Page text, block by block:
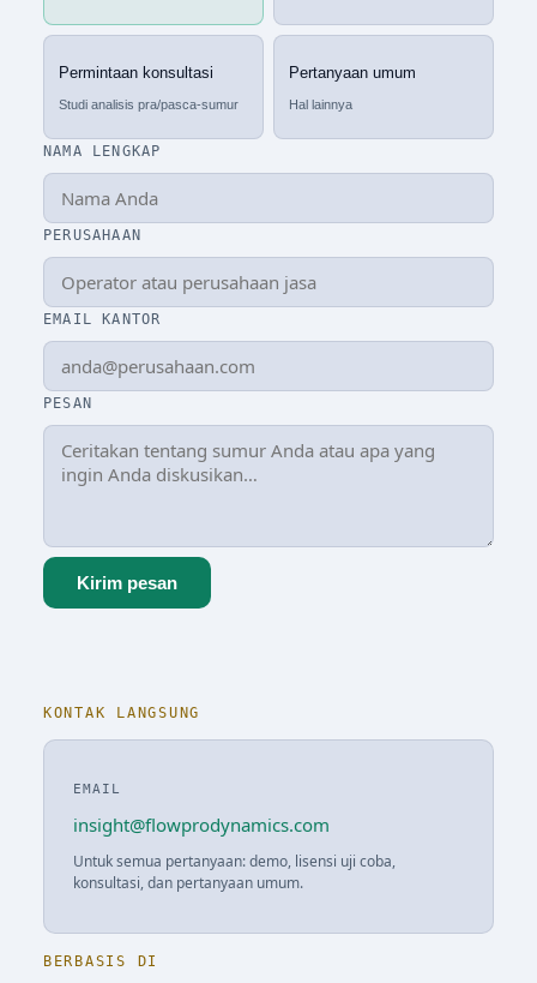
Permintaan konsultasi
Studi analisis pra/pasca-sumur
Pertanyaan umum
Hal lainnya
NAMA LENGKAP
PERUSAHAAN
EMAIL KANTOR
PESAN
Kirim pesan
KONTAK LANGSUNG
EMAIL
insight@flowprodynamics.com
Untuk semua pertanyaan: demo, lisensi uji coba,
konsultasi, dan pertanyaan umum.
BERBASIS DI